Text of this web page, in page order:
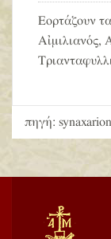
Εορτάζουν
Αἰμιλιανός,
πηγή: